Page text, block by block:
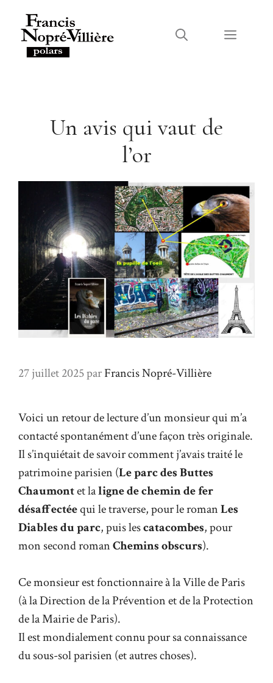
contenu
Menu
Un avis qui vaut de
l’or
27 juillet 2025parFrancis Nopré-Villière
Voici un retour de lecture d’un monsieur qui m’a
contacté spontanément d’une façon très originale.
Il s’inquiétait de savoir comment j’avais traité le
patrimoine parisien (Le parc des Buttes
Chaumontet laligne de chemin de fer
désaffectéequi le traverse, pour le romanLes
Diables du parc, puis lescatacombes, pour
mon second romanChemins obscurs).
Ce monsieur est fonctionnaire à la Ville de Paris
(à la Direction de la Prévention et de la Protection
de la Mairie de Paris).
Il est mondialement connu pour sa connaissance
du sous-sol parisien (et autres choses).